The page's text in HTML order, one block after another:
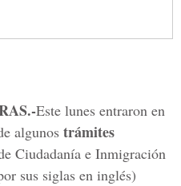
Este lunes entraron en
algunos trámites
Ciudadanía e Inmigración
sus siglas en inglés)